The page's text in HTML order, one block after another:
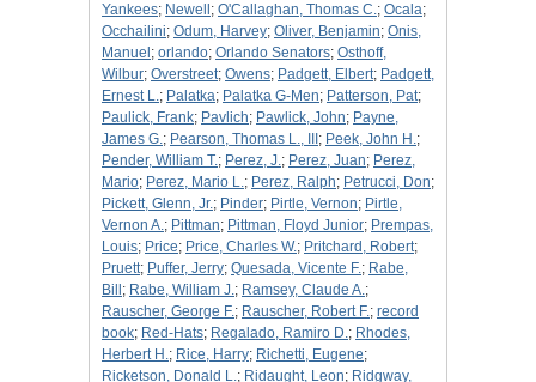
Yankees; Newell ; O'Callaghan, Thomas C.; Ocala;
Occhailini; Odum, Harvey; Oliver, Benjamin; Onis,
Manuel ; orlando; Orlando Senators; Osthoff,
Wilbur; Overstreet; Owens; Padgett, Elbert; Padgett,
Ernest L.; Palatka; Palatka G-Men; Patterson, Pat;
Paulick, Frank; Pavlich; Pawlick, John; Payne,
James G.; Pearson, Thomas L., III ; Peek, John H.;
Pender, William T.; Perez, J.; Perez, Juan; Perez,
Mario; Perez, Mario L.; Perez, Ralph; Petrucci, Don;
Pickett, Glenn, Jr.; Pinder; Pirtle, Vernon; Pirtle,
Vernon A.; Pittman; Pittman, Floyd Junior; Prempas,
Louis; Price; Price, Charles W.; Pritchard, Robert;
Pruett; Puffer, Jerry; Quesada, Vicente F.; Rabe,
Bill ; Rabe, William J.; Ramsey, Claude A.;
Rauscher, George F.; Rauscher, Robert F.; record
book; Red-Hats; Regalado, Ramiro D.; Rhodes,
Herbert H.; Rice, Harry; Richetti, Eugene;
Ricketson, Donald L.; Ridaught, Leon; Ridgway,